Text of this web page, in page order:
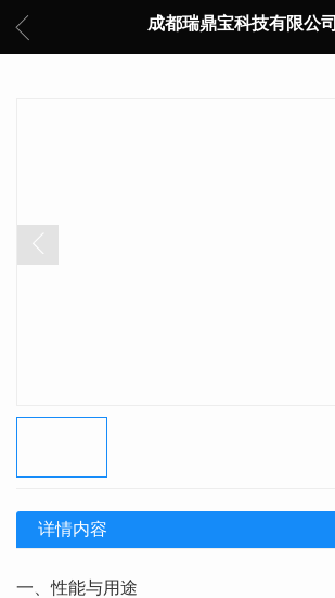
成都瑞鼎宝科技有限公司
详情内容
一、性能与用途